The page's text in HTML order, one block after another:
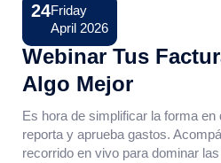
24Friday
April 2026
Conference
Webinar Tus
Algo Mejor
Es hora de simplificar la forma en
reporta y aprueba gastos.
recorrido en vivo para dominar